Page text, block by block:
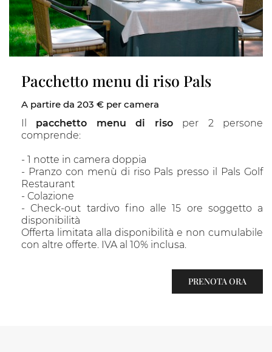
Pacchetto menu di riso Pals
A partire da 203 € per camera
Il pacchetto menu di risoper 2 persone
comprende:
- 1 notte in camera doppia
- Pranzo con menù di riso Pals presso il Pals Golf
Restaurant
- Colazione
- Check-out tardivo fino alle 15 ore soggetto a
disponibilità
Offerta limitata alla disponibilità e non cumulabile
con altre offerte. IVA al 10% inclusa.
PRENOTA ORA